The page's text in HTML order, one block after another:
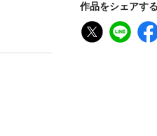
作品をシェアする